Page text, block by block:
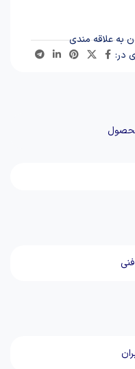
به علاقه مندی
در: